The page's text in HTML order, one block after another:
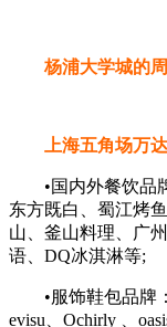
杨浦大学城的周
上海五角场万达
•国内外餐饮品牌
东方既白、蜀江烤
山、釜山料理、广
语、DQ冰淇淋等;
•服饰鞋包品牌：
evisu、Ochirly 、